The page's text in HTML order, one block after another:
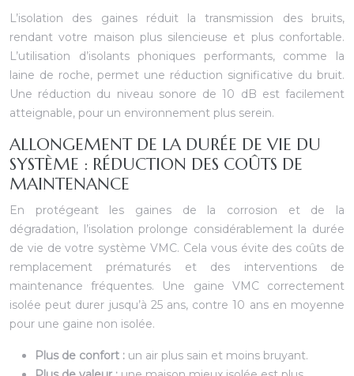
L’isolation des gaines réduit la transmission des bruits,
rendant votre maison plus silencieuse et plus confortable.
L’utilisation d’isolants phoniques performants, comme la
laine de roche, permet une réduction significative du bruit.
Une réduction du niveau sonore de 10 dB est facilement
atteignable, pour un environnement plus serein.
ALLONGEMENT DE LA DURÉE DE VIE DU
SYSTÈME : RÉDUCTION DES COÛTS DE
MAINTENANCE
En protégeant les gaines de la corrosion et de la
dégradation, l’isolation prolonge considérablement la durée
de vie de votre système VMC. Cela vous évite des coûts de
remplacement prématurés et des interventions de
maintenance fréquentes. Une gaine VMC correctement
isolée peut durer jusqu’à 25 ans, contre 10 ans en moyenne
pour une gaine non isolée.
Plus de confort : un air plus sain et moins bruyant.